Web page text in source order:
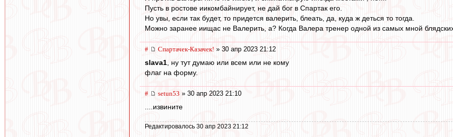
Пусть в ростове иикомбайнирует, не дай бог в Спартак его.
Но увы, если так будет, то придется валерить, блеать, да, куда ж деться то тогда.
Можно заранее иищас не Валерить, а? Когда Валера тренер одной из самых мной
# Спартачек-Казачек! » 30 апр 2023 21:12
slava1 , ну тут думаю или всем или не кому
флаг на форму.
# setun53 » 30 апр 2023 21:10
....извините
Редактировалось 30 апр 2023 21:12